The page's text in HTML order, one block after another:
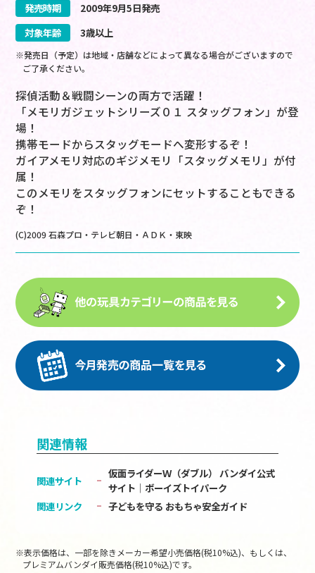
発売時期
2009年9月5日発売
対象年齢
3歳以上
※発売日（予定）は地域・店舗などによって異なる場合がございますので
ご了承ください。
探偵活動＆戦闘シーンの両方で活躍！
「メモリガジェットシリーズ０１ スタッグフォン」が登
場！
携帯モードからスタッグモードへ変形するぞ！
ガイアメモリ対応のギジメモリ「スタッグメモリ」が付
属！
このメモリをスタッグフォンにセットすることもできる
ぞ！
(C)2009 石森プロ・テレビ朝日・ＡＤＫ・東映
関連情報
関連サイト
仮面ライダーＷ（ダブル） バンダイ公式
サイト│ボーイズトイパーク
関連リンク
子どもを守る おもちゃ安全ガイド
※表示価格は、一部を除きメーカー希望小売価格(税10%込)、もしくは、
プレミアムバンダイ販売価格(税10%込)です。